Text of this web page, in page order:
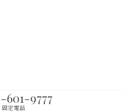
601-9777
固定電話